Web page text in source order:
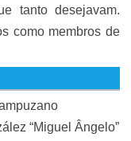
tanto desejavam.
como membros de
“Miguel Ângelo”